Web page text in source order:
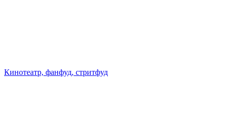
Кинотеатр, фанфуд, стритфуд